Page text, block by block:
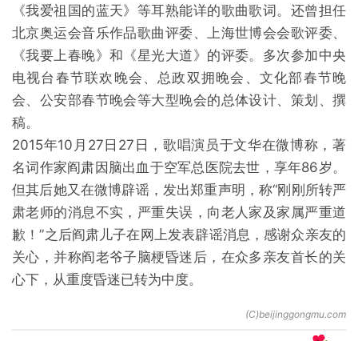
《我爱祖国的蓝天》等耳熟能详的歌曲歌词。还曾担任
北京奥运会音乐作品歌曲评委、上海世博会会歌评委、
《我要上春晚》和《星光大道》的评委。多次参加中央
电视台春节联欢晚会、总政双拥晚会、文化部春节晚
会、公安部春节晚会等大型晚会的总体设计、策划、撰
稿。
2015年10月27日27日，歌唱演员于文华在微博称，著
名词作家阎肃因脑出血于空军总医院去世，享年86岁。
但其后她又在微博辟谣，发出郑重声明，称“刚刚所转严
肃老师的消息不实，严重失误，向老人家及家属严重道
歉！”之后阎肃儿子在网上发表辟谣消息，感谢众亲友的
关心，并称阎老爷子脑梗昏迷后，在众多亲友首长的关
心下，从重度昏迷已转为中度。